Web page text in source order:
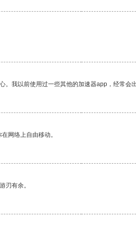
我以前使用过一些其他的加速器app，经常会
网络上自由移动。
刃有余。